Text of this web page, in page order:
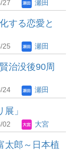
27 瀬田
する恋愛と
25 瀬田
治没後90周
24 瀬田
」
02 大宮
太郎～日本植